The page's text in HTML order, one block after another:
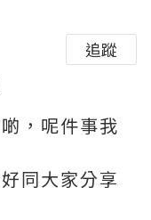
追蹤
，呢件事我
同大家分享